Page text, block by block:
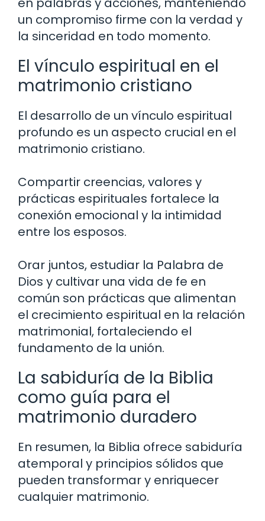
un compromiso firme con la verdad y
la sinceridad en todo momento.
El vínculo espiritual en el
matrimonio cristiano
El desarrollo de un vínculo espiritual
profundo es un aspecto crucial en el
matrimonio cristiano.
Compartir creencias, valores y
prácticas espirituales fortalece la
conexión emocional y la intimidad
entre los esposos.
Orar juntos, estudiar la Palabra de
Dios y cultivar una vida de fe en
común son prácticas que alimentan
el crecimiento espiritual en la relación
matrimonial, fortaleciendo el
fundamento de la unión.
La sabiduría de la Biblia
como guía para el
matrimonio duradero
En resumen, la Biblia ofrece sabiduría
atemporal y principios sólidos que
pueden transformar y enriquecer
cualquier matrimonio.